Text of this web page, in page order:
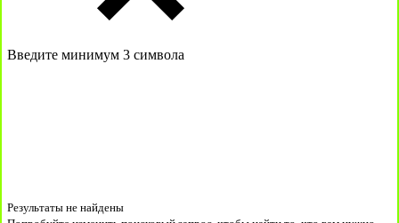
Введите минимум 3 символа
Результаты не найдены